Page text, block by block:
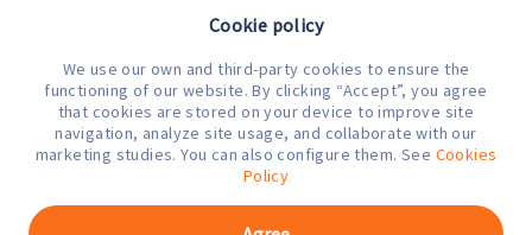
¿En qué podemos ayudarte hoy?
Cookie policy
We use our own and third-party cookies to ensure the
functioning of our website. By clicking “Accept”, you agree
that cookies are stored on your device to improve site
navigation, analyze site usage, and collaborate with our
marketing studies. You can also configure them. See Cookies
Policy